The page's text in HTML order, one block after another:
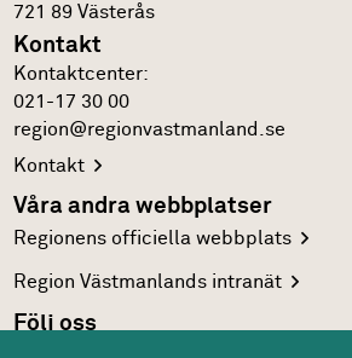
721 89 Västerås
Kontakt
Kontakt­center:
021-17 30 00
region@regionvastmanland.se
Kontakt
Våra andra webbplatser
Regionens officiellawebbplats
Region Västmanlandsintranät
Följ oss